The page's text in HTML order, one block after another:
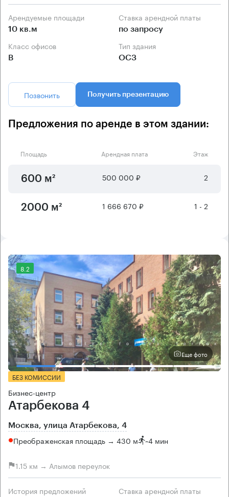
Арендуемые площади
10 кв.м
Ставка арендной платы
по запросу
Класс офисов
B
Тип здания
ОСЗ
Позвонить Получить презентацию
Предложения по аренде в этом здании:
Площадь Арендная плата Этаж
600 м² 500 000 ₽ 2
2000 м² 1 666 670 ₽ 1 - 2
8.2
Еще фото
БЕЗ КОМИССИИ
Бизнес-центр
Атарбекова 4
Москва, улица Атарбекова, 4
Преображенская площадь → 430 м ~4 мин
1.15 км → Алымов переулок
История предложений Ставка арендной платы